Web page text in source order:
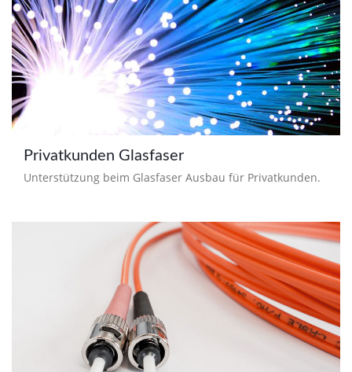
Privatkunden Glasfaser
Unterstützung beim Glasfaser Ausbau für Privatkunden.